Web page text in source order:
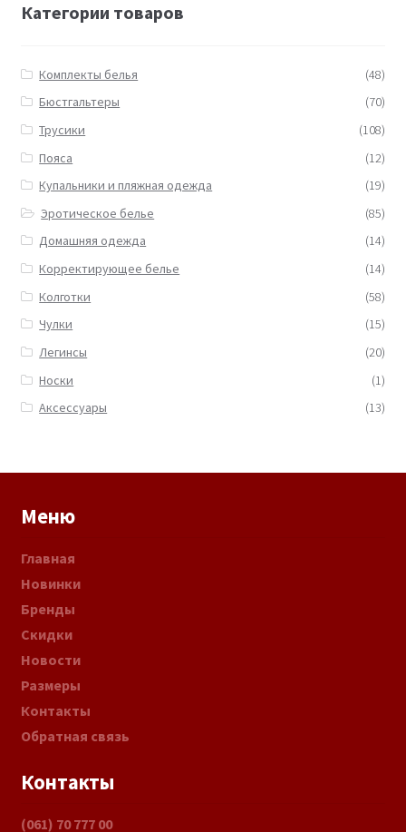
Категории товаров
Комплекты белья
(48)
Бюстгальтеры
(70)
Трусики
(108)
Пояса
(12)
Купальники и пляжная одежда
(19)
Эротическое белье
(85)
Домашняя одежда
(14)
Корректирующее белье
(14)
Колготки
(58)
Чулки
(15)
Легинсы
(20)
Носки
(1)
Аксессуары
(13)
Меню
Главная
Новинки
Бренды
Скидки
Новости
Размеры
Контакты
Обратная связь
Контакты
(061) 70 777 00